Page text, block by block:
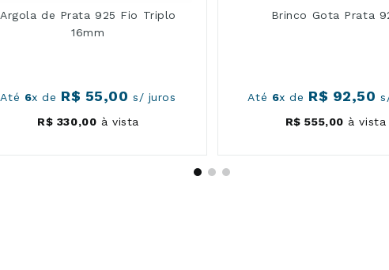
Argola de Prata 925 Fio Triplo
16mm
Até 6x de R$ 55,00 s/ juros
R$ 330,00 à vista
Brinco Gota Prata
Até 6x de R$ 92,50
R$ 555,00 à vista